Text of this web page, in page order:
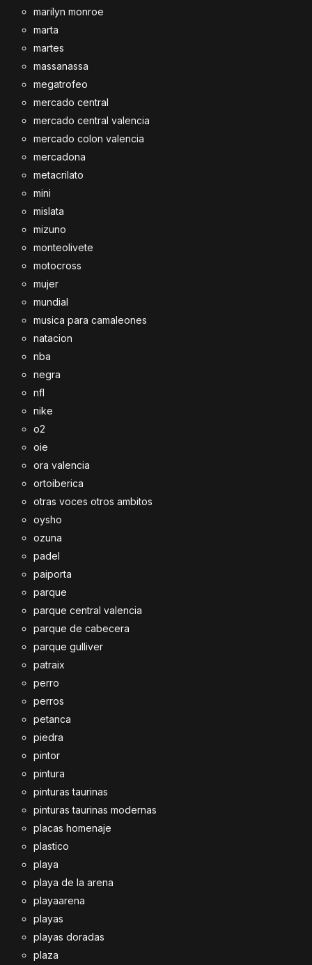
marilyn monroe
marta
martes
massanassa
megatrofeo
mercado central
mercado central valencia
mercado colon valencia
mercadona
metacrilato
mini
mislata
mizuno
monteolivete
motocross
mujer
mundial
musica para camaleones
natacion
nba
negra
nfl
nike
o2
oie
ora valencia
ortoiberica
otras voces otros ambitos
oysho
ozuna
padel
paiporta
parque
parque central valencia
parque de cabecera
parque gulliver
patraix
perro
perros
petanca
piedra
pintor
pintura
pinturas taurinas
pinturas taurinas modernas
placas homenaje
plastico
playa
playa de la arena
playaarena
playas
playas doradas
plaza